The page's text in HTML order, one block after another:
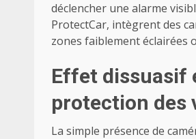
déclencher une alarme
ProtectCar, intègrent des
zones faiblement éclairées
Effet dissuasif
protection des
La simple présence de